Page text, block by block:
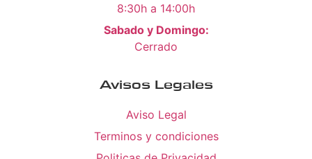
8:30h a 14:00h
Sabado y Domingo:
Cerrado
Avisos Legales
Aviso Legal
Terminos y condiciones